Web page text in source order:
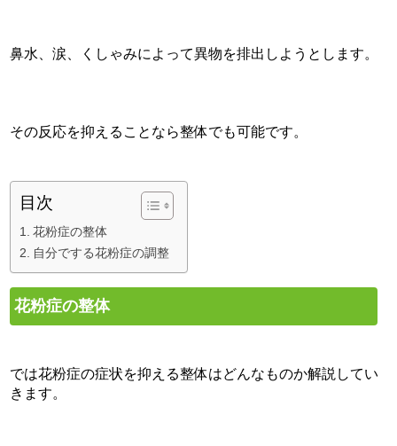
鼻水、涙、くしゃみによって異物を排出しようとします。
その反応を抑えることなら整体でも可能です。
目次
花粉症の整体
自分でする花粉症の調整
花粉症の整体
では花粉症の症状を抑える整体はどんなものか解説してい
きます。